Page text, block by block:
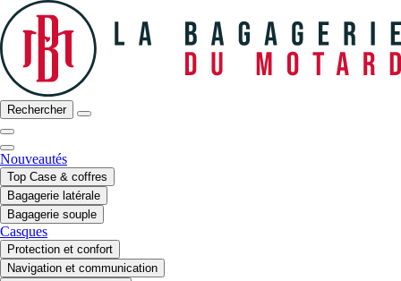
Rechercher
Nouveautés
Top Case & coffres
Bagagerie latérale
Bagagerie souple
Casques
Protection et confort
Navigation et communication